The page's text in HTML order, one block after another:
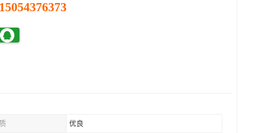
15054376373
优良